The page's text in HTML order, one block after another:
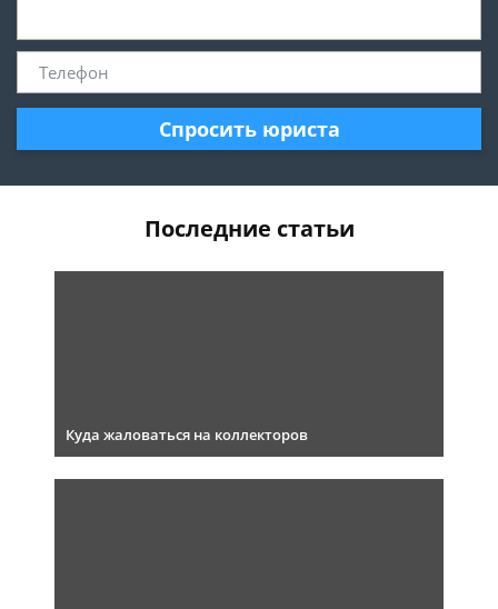
Спросить юриста
Последние статьи
Куда жаловаться на коллекторов